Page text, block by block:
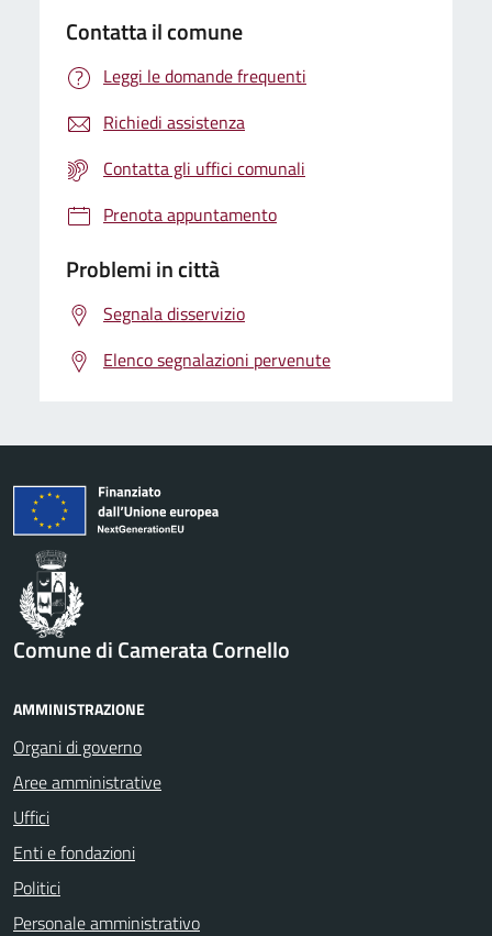
Contatta il comune
Leggi le domande frequenti
Richiedi assistenza
Contatta gli uffici comunali
Prenota appuntamento
Problemi in città
Segnala disservizio
Elenco segnalazioni pervenute
Comune di Camerata Cornello
AMMINISTRAZIONE
Organi di governo
Aree amministrative
Uffici
Enti e fondazioni
Politici
Personale amministrativo